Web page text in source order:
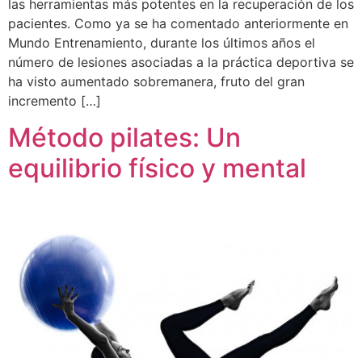
las herramientas más potentes en la recuperación de los
pacientes. Como ya se ha comentado anteriormente en
Mundo Entrenamiento, durante los últimos años el
número de lesiones asociadas a la práctica deportiva se
ha visto aumentado sobremanera, fruto del gran
incremento […]
Método pilates: Un
equilibrio físico y mental